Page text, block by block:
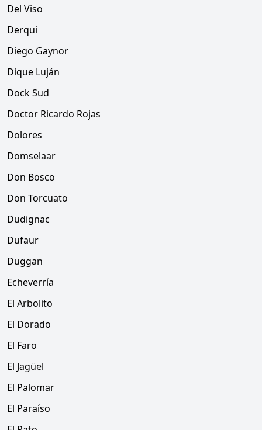
Del Viso
Derqui
Diego Gaynor
Dique Luján
Dock Sud
Doctor Ricardo Rojas
Dolores
Domselaar
Don Bosco
Don Torcuato
Dudignac
Dufaur
Duggan
Echeverría
El Arbolito
El Dorado
El Faro
El Jagüel
El Palomar
El Paraíso